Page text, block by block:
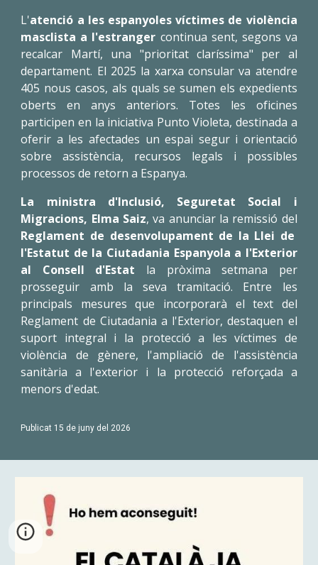
L'atenció a les espanyoles víctimes de violència
masclista a l'estranger continua sent, segons va
recalcar Martí, una "prioritat claríssima" per al
departament. El 2025 la xarxa consular va atendre
405 nous casos, als quals se sumen els expedients
oberts en anys anteriors. Totes les oficines
participen en la iniciativa Punto Violeta, destinada a
oferir a les afectades un espai segur i orientació
sobre assistència, recursos legals i possibles
processos de retorn a Espanya.
La ministra d'Inclusió, Seguretat Social i
Migracions, Elma Saiz, va anunciar la remissió del
Reglament de desenvolupament de la Llei de
l'Estatut de la Ciutadania Espanyola a l'Exterior
al Consell d'Estat la pròxima setmana per
prosseguir amb la seva tramitació. Entre les
principals mesures que incorporarà el text del
Reglament de Ciutadania a l'Exterior, destaquen el
suport integral i la protecció a les víctimes de
violència de gènere, l'ampliació de l'assistència
sanitària a l'exterior i la protecció reforçada a
menors d'edat.
Publicat 15 de juny del 2026